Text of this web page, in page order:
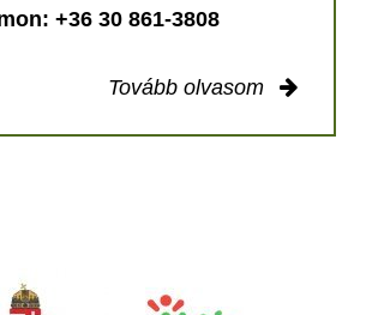
+36 30 861-3808
Tovább olvasom